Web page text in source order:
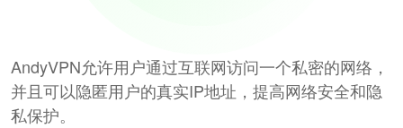
AndyVPN允许用户通过互联网访问一个私密的网络，
并且可以隐匿用户的真实IP地址，提高网络安全和隐
私保护。